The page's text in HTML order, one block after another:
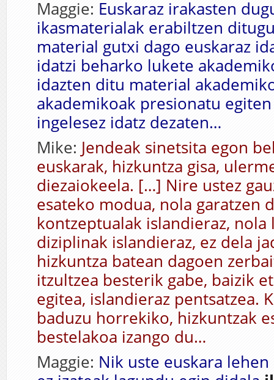
Maggie: Euskaraz irakasten
ikasmaterialak erabiltzen
material gutxi dago euskaraz
idatzi beharko lukete
idazten ditu material
akademikoak presionatu
ingelesez idatz dezaten…
Mike: Jendeak sinetsita egon
euskarak, hizkuntza gisa,
diezaiokeela. […] Nire ustez
esateko modua, nola garatzen
kontzeptualak islandieraz,
diziplinak islandieraz, ez dela
hizkuntza batean dagoen
itzultzea besterik gabe, baizik
egitea, islandieraz pentsatzea.
baduzu horrekiko, hizkuntzak
bestelakoa izango du…
Maggie: Nik uste euskara